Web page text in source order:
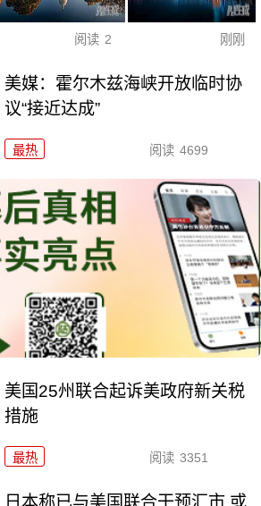
阅读 2 刚刚
美媒：霍尔木兹海峡开放临时协
议“接近达成”
最热 阅读 4699
美国25州联合起诉美政府新关税
措施
最热 阅读 3351
日本称已与美国联合干预汇市 或